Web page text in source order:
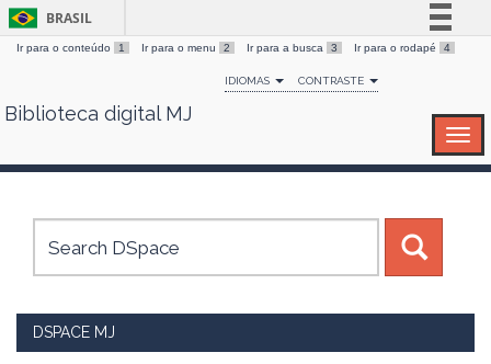
Skip
BRASIL
Simplifique!
Comunica BR
Canais
Ir para o conteúdo 1 Ir para o menu 2 Ir para a busca 3 Ir para o rodapé 4
IDIOMAS CONTRASTE
Biblioteca digital MJ
DSPACE MJ